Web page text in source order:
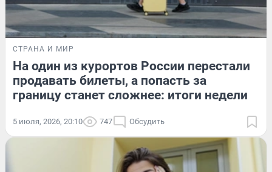
СТРАНА И МИР
На один из курортов России перестали
продавать билеты, а попасть за
границу станет сложнее: итоги недели
5 июля, 2026, 20:10 747 Обсудить